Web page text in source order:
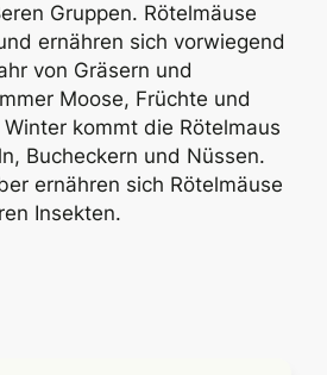
Gruppen. Rötelmäuse
ernähren sich vorwiegend
von Gräsern und
Moose, Früchte und
kommt die Rötelmaus
Bucheckern und Nüssen.
ernähren sich Rötelmäuse
Insekten.